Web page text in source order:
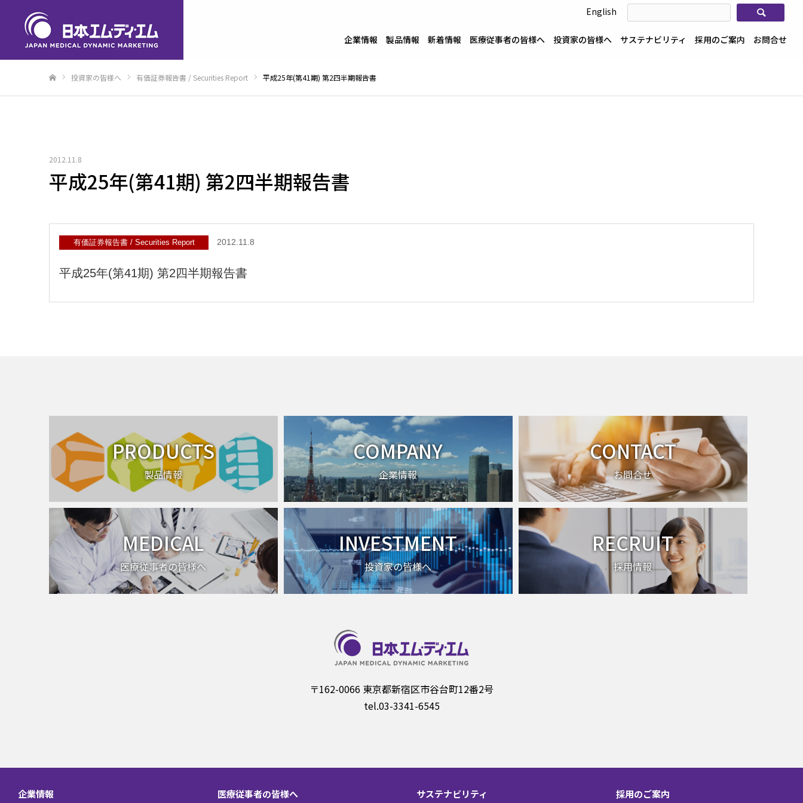
English
検索
企業情報 製品情報 新着情報 医療従事者の皆様へ 投資家の皆様へ サステナビリティ 採用のご案内 お問合せ
投資家の皆様へ 有価証券報告書 / Securities Report 平成25年(第41期) 第2四半期報告書
2012.11.8
平成25年(第41期) 第2四半期報告書
有価証券報告書 / Securities Report 2012.11.8
平成25年(第41期) 第2四半期報告書
PRODUCTS
製品情報
COMPANY
企業情報
CONTACT
お問合せ
MEDICAL
医療従事者の皆様へ
INVESTMENT
投資家の皆様へ
RECRUIT
採用情報
〒162-0066 東京都新宿区市谷台町12番2号
tel.03-3341-6545
企業情報 医療従事者の皆様へ サステナビリティ 採用のご案内